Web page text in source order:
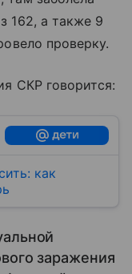
162, а также 9
проверку.
СКР говорится:
как
заражения